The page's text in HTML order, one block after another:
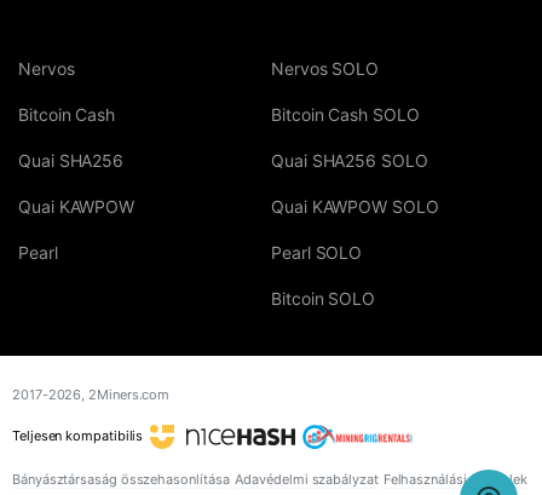
Nervos
Bitcoin Cash
Quai SHA256
Quai KAWPOW
Pearl
Nervos SOLO
Bitcoin Cash SOLO
Quai SHA256 SOLO
Quai KAWPOW SOLO
Pearl SOLO
Bitcoin SOLO
2017-2026, 2Miners.com
Teljesen kompatibilis
Bányásztársaság összehasonlítása Adavédelmi szabályzat Felhasználási feltételek